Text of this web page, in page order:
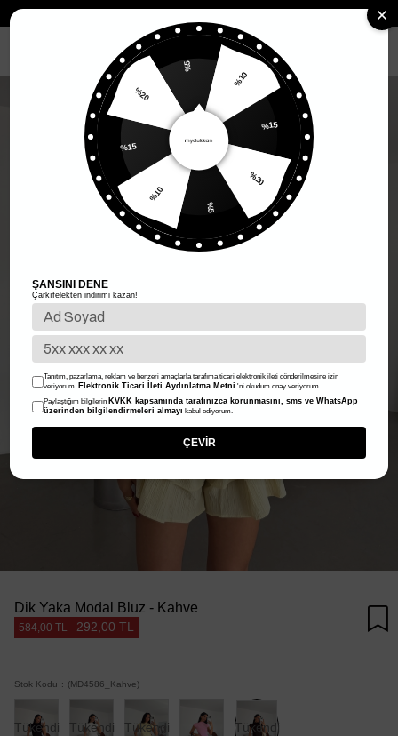
Kadın Üst Giyim Kısa Kol
Dik Yaka Modal Bluz - Kahve
584,00 TL 292,00 TL
Stok Kodu (MD4586_Kahve)
Tükendi Tükendi Tükendi Tükendi
%10
%20
%10
%20
ŞANSINI DENE
Çarkıfelekten indirimi kazan!
Tanıtım, pazarlama, reklam ve benzeri amaçlarla tarafıma ticari elektronik ileti gönderilmesine izin
veriyorum. Elektronik Ticari İleti Aydınlatma Metni 'ni okudum onay veriyorum.
Paylaştığım bilgilerin KVKK kapsamında tarafınızca korunmasını, sms ve WhatsApp
üzerinden bilgilendirmeleri almayı kabul ediyorum.
ÇEVİR